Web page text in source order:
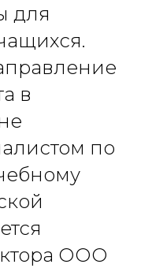
для
в
по
ООО